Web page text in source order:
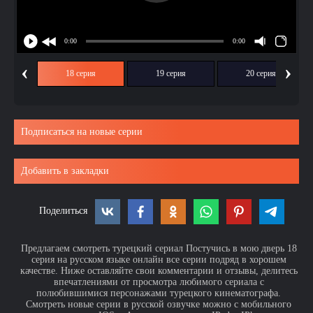
‹ 18 серия 19 серия 20 серия ›
Подписаться на новые серии
Добавить в закладки
Поделиться
Предлагаем смотреть турецкий сериал Постучись в мою дверь 18
серия на русском языке онлайн все серии подряд в хорошем
качестве. Ниже оставляйте свои комментарии и отзывы, делитесь
впечатлениями от просмотра любимого сериала с
полюбившимися персонажами турецкого кинематографа.
Смотреть новые серии в русской озвучке можно с мобильного